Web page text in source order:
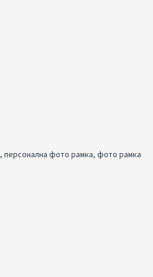
, персонална фото рамка, фото рамка